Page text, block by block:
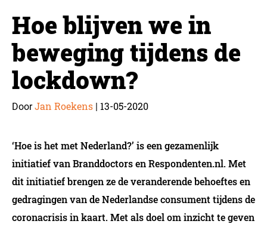
Hoe blijven we in
beweging tijdens de
lockdown?
DoorJan Roekens | 13-05-2020
‘Hoe is het met Nederland?’ is een gezamenlijk
initiatief van Branddoctors en Respondenten.nl. Met
dit initiatief brengen ze de veranderende behoeftes en
gedragingen van de Nederlandse consument tijdens de
coronacrisis in kaart. Met als doel om inzicht te geven